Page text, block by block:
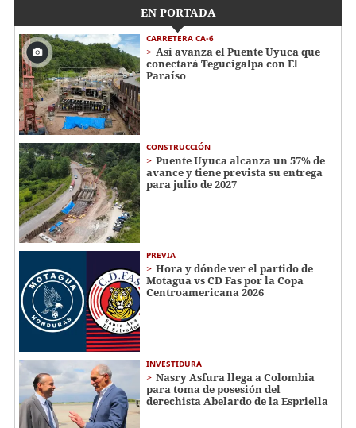
EN PORTADA
CARRETERA CA-6
Así avanza el Puente Uyuca que
conectará Tegucigalpa con El
Paraíso
CONSTRUCCIÓN
Puente Uyuca alcanza un 57% de
avance y tiene prevista su entrega
para julio de 2027
PREVIA
Hora y dónde ver el partido de
Motagua vs CD Fas por la Copa
Centroamericana 2026
INVESTIDURA
Nasry Asfura llega a Colombia
para toma de posesión del
derechista Abelardo de la Espriella